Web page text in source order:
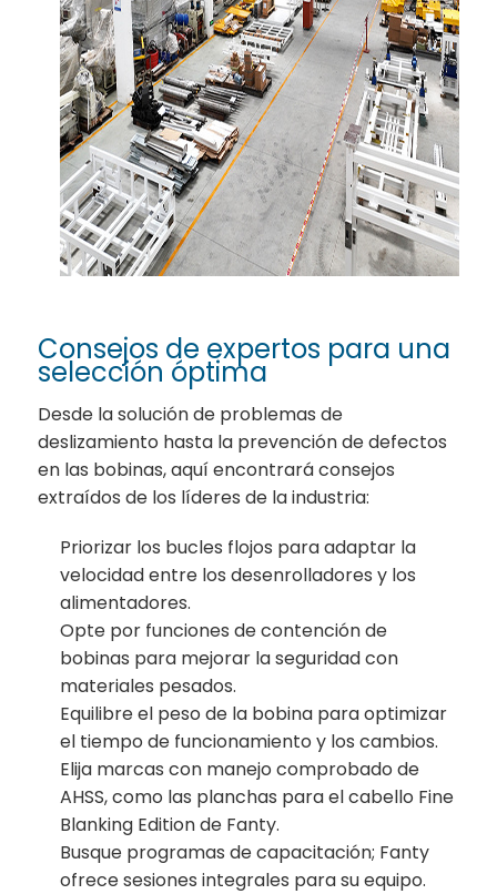
Consejos de expertos para una
selección óptima
Desde la solución de problemas de
deslizamiento hasta la prevención de defectos
en las bobinas, aquí encontrará consejos
extraídos de los líderes de la industria:
Priorizar los bucles flojos para adaptar la
velocidad entre los desenrolladores y los
alimentadores.
Opte por funciones de contención de
bobinas para mejorar la seguridad con
materiales pesados.
Equilibre el peso de la bobina para optimizar
el tiempo de funcionamiento y los cambios.
Elija marcas con manejo comprobado de
AHSS, como las planchas para el cabello Fine
Blanking Edition de Fanty.
Busque programas de capacitación; Fanty
ofrece sesiones integrales para su equipo.